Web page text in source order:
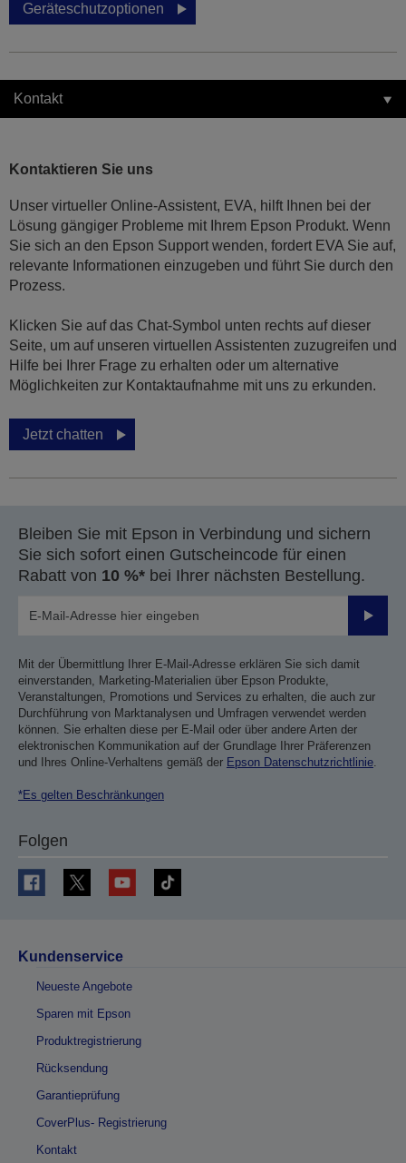
Geräteschutzoptionen
Kontakt
Kontaktieren Sie uns
Unser virtueller Online-Assistent, EVA, hilft Ihnen bei der
Lösung gängiger Probleme mit Ihrem Epson Produkt. Wenn
Sie sich an den Epson Support wenden, fordert EVA Sie auf,
relevante Informationen einzugeben und führt Sie durch den
Prozess.
Klicken Sie auf das Chat-Symbol unten rechts auf dieser
Seite, um auf unseren virtuellen Assistenten zuzugreifen und
Hilfe bei Ihrer Frage zu erhalten oder um alternative
Möglichkeiten zur Kontaktaufnahme mit uns zu erkunden.
Jetzt chatten
Bleiben Sie mit Epson in Verbindung und sichern
Sie sich sofort einen Gutscheincode für einen
Rabatt von 10 %* bei Ihrer nächsten Bestellung.
Mit der Übermittlung Ihrer E-Mail-Adresse erklären Sie sich damit
einverstanden, Marketing-Materialien über Epson Produkte,
Veranstaltungen, Promotions und Services zu erhalten, die auch zur
Durchführung von Marktanalysen und Umfragen verwendet werden
können. Sie erhalten diese per E-Mail oder über andere Arten der
elektronischen Kommunikation auf der Grundlage Ihrer Präferenzen
und Ihres Online-Verhaltens gemäß der Epson Datenschutzrichtlinie.
*Es gelten Beschränkungen
Folgen
Kundenservice
Neueste Angebote
Sparen mit Epson
Produktregistrierung
Rücksendung
Garantieprüfung
CoverPlus- Registrierung
Kontakt